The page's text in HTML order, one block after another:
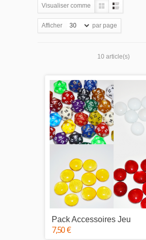
Visualiser comme
Afficher par page
10 article(s)
Pack Accessoires Jeu
7,50 €